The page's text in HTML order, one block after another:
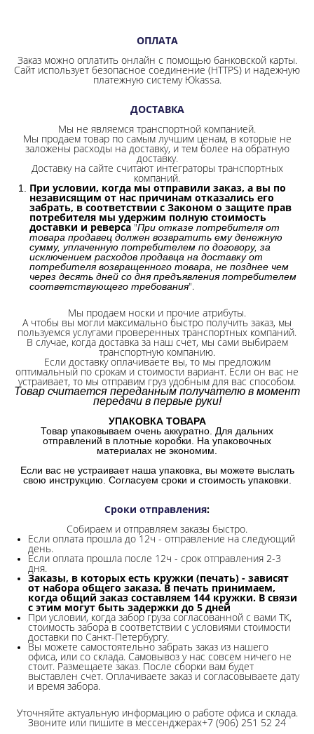
ОПЛАТА
Заказ можно оплатить онлайн с помощью банковской карты.
Сайт использует безопасное соединение (HTTPS) и надежную
платежную систему Юkassa.
ДОСТАВКА
Мы не являемся транспортной компанией.
Мы продаем товар по самым лучшим ценам, в которые не
заложены расходы на доставку, и тем более на обратную
доставку.
Доставку на сайте считают интеграторы транспортных
компаний.
При условии, когда мы отправили заказ, а вы по
независящим от нас причинам отказались его
забрать, в соответствии с Законом о защите прав
потребителя мы удержим полную стоимость
доставки и реверса "При отказе потребителя от
товара продавец должен возвратить ему денежную
сумму, уплаченную потребителем по договору, за
исключением расходов продавца на доставку от
потребителя возвращенного товара, не позднее чем
через десять дней со дня предъявления потребителем
соответствующего требования".
Мы продаем носки и прочие атрибуты.
А чтобы вы могли максимально быстро получить заказ, мы
пользуемся услугами проверенных транспортных компаний.
В случае, когда доставка за наш счет, мы сами выбираем
транспортную компанию.
Если доставку оплачиваете вы, то мы предложим
оптимальный по срокам и стоимости вариант. Если он вас не
устраивает, то мы отправим груз удобным для вас способом.
Товар считается переданным получателю в момент
передачи в первые руки!
УПАКОВКА ТОВАРА
Товар упаковываем очень аккуратно. Для дальних
отправлений в плотные коробки. На упаковочных
материалах не экономим.
Если вас не устраивает наша упаковка, вы можете выслать
свою инструкцию. Согласуем сроки и стоимость упаковки.
Сроки отправления:
Собираем и отправляем заказы быстро.
Если оплата прошла до 12ч - отправление на следующий
день.
Если оплата прошла после 12ч - срок отправления 2-3
дня.
Заказы, в которых есть кружки (печать) - зависят
от набора общего заказа. В печать принимаем,
когда общий заказ составляем 144 кружки. В связи
с этим могут быть задержки до 5 дней
При условии, когда забор груза согласованной с вами ТК,
стоимость забора в соответствии с условиями стоимости
доставки по Санкт-Петербургу.
Вы можете самостоятельно забрать заказ из нашего
офиса, или со склада. Самовывоз у нас совсем ничего не
стоит. Размещаете заказ. После сборки вам будет
выставлен счет. Оплачиваете заказ и согласовываете дату
и время забора.
Уточняйте актуальную информацию о работе офиса и склада.
Звоните или пишите в мессенджерах+7 (906) 251 52 24